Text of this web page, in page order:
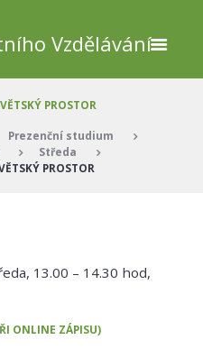
Vzdělávání
PROSTOR
Prezenční studium
Středa
PROSTOR
13.00 – 14.30 hod,
ONLINE ZÁPISU)